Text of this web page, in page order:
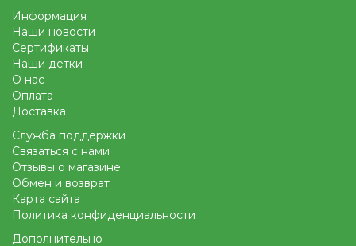
Информация
Наши новости
Сертификаты
Наши детки
О нас
Оплата
Доставка
Служба поддержки
Связаться с нами
Отзывы о магазине
Обмен и возврат
Карта сайта
Политика конфиденциальности
Дополнительно